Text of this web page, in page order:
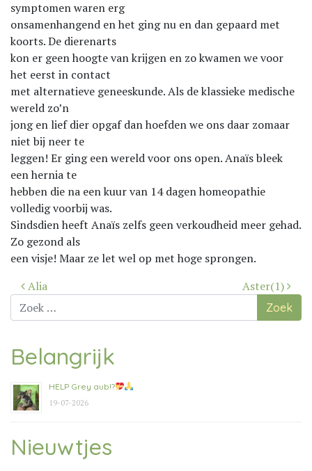
symptomen waren erg
onsamenhangend en het ging nu en dan gepaard met
koorts. De dierenarts
kon er geen hoogte van krijgen en zo kwamen we voor
het eerst in contact
met alternatieve geneeskunde. Als de klassieke medische
wereld zo’n
jong en lief dier opgaf dan hoefden we ons daar zomaar
niet bij neer te
leggen! Er ging een wereld voor ons open. Anaïs bleek
een hernia te
hebben die na een kuur van 14 dagen homeopathie
volledig voorbij was.
Sindsdien heeft Anaïs zelfs geen verkoudheid meer gehad.
Zo gezond als
een visje! Maar ze let wel op met hoge sprongen.
Bericht
navigatie
Alia
Aster(1)
Zoek
naar:
Belangrijk
HELP Grey aub!?
19-07-2026
Nieuwtjes